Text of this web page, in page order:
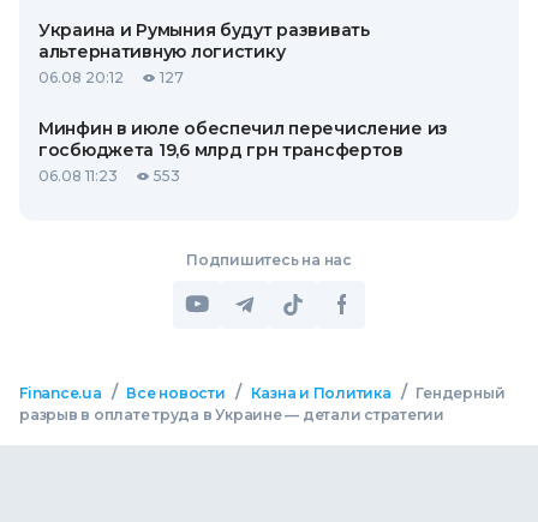
Украина и Румыния будут развивать
альтернативную логистику
06.08 20:12 127
Минфин в июле обеспечил перечисление из
госбюджета 19,6 млрд грн трансфертов
06.08 11:23 553
Подпишитесь на нас
Finance.ua / Все новости / Казна и Политика / Гендерный
разрыв в оплате труда в Украине — детали стратегии